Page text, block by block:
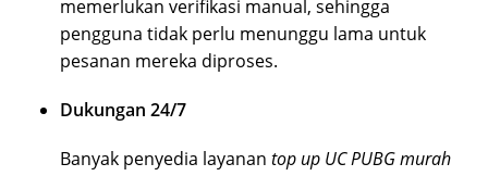
memerlukan verifikasi manual, sehingga
pengguna tidak perlu menunggu lama untuk
pesanan mereka diproses.
Dukungan 24/7
Banyak penyedia layanan top up UC PUBG murah